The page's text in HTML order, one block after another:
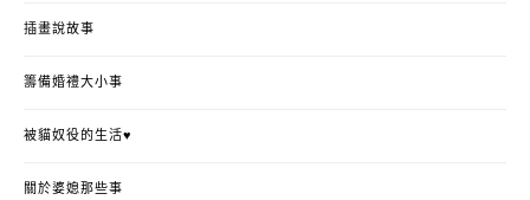
插畫說故事
籌備婚禮大小事
被貓奴役的生活♥
關於婆媳那些事